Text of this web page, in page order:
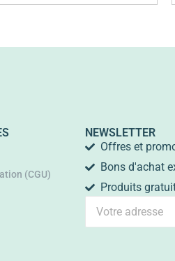
(CGU)
NEWSLETTER
Offres et
Bons d'achat
Produits